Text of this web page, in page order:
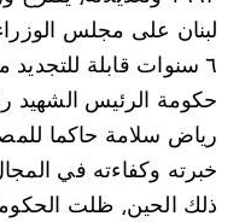
لبنان على مجلس
٦ سنوات قابلة
رياض سلامة حاكما
خبرته وكفاءته في
ذلك الحين⸲ ظلت